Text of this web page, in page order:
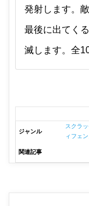
発射します。
最後に出てく
滅します。全
ジャンル
スクラ
ィフェ
関連記事